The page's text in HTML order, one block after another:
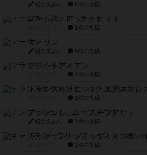
紹介文あり 6件の投稿
ノームズ・アット・ナイト
1件の投稿
マーリン
紹介文あり 6件の投稿
フラットアイアン
2件の投稿
トランスオリエント・エクスプレ
1件の投稿
アンブッシュ！：ムーブアウト！
紹介文あり 1件の投稿
キャプテン・フリップ：イスラ・
2件の投稿